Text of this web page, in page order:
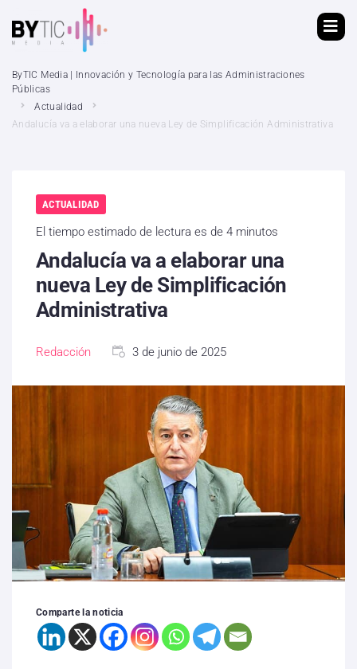
ByTIC Media | Innovación y Tecnología para las Administraciones
Públicas
Actualidad
Andalucía va a elaborar una nueva Ley de Simplificación Administrativa
ACTUALIDAD
El tiempo estimado de lectura es de 4 minutos
Andalucía va a elaborar una
nueva Ley de Simplificación
Administrativa
Redacción 3 de junio de 2025
Comparte la noticia